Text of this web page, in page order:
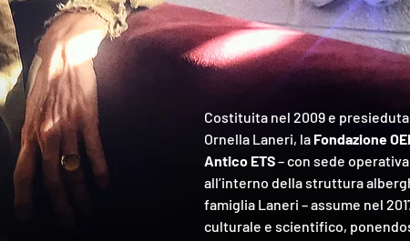
Costituita nel 2009 e
Ornella Laneri, la Fondazione
Antico ETS– con sede
all’interno della struttura
famiglia Laneri – assume nel
culturale e scientifico,